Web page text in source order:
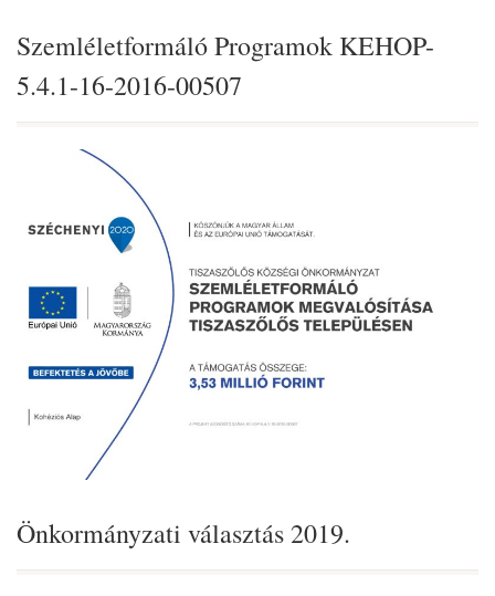
Szemléletformáló Programok KEHOP-
5.4.1-16-2016-00507
Önkormányzati választás 2019.